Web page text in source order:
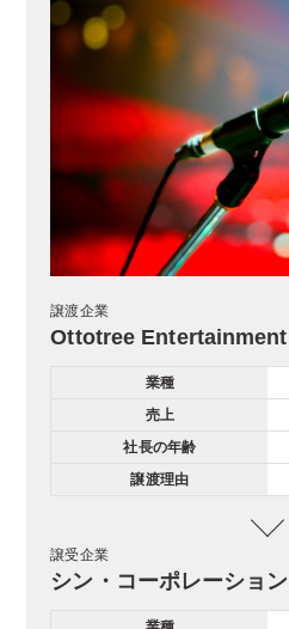
譲渡企業
Ottotree Entertainment
業種
売上
社長の年齢
譲渡理由
譲受企業
シン・コーポレーション